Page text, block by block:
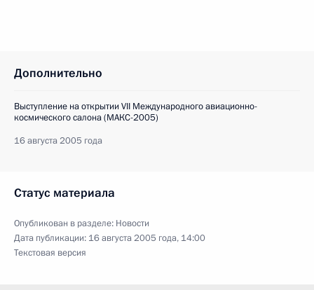
Дополнительно
Выступление на открытии VII Международного авиационно-
космического салона (МАКС-2005)
16 августа 2005 года
Статус материала
Опубликован в разделе: Новости
Дата публикации: 16 августа 2005 года, 14:00
Текстовая версия